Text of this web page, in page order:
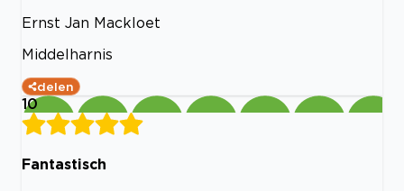
Ernst Jan Mackloet
Middelharnis
delen
10
Fantastisch